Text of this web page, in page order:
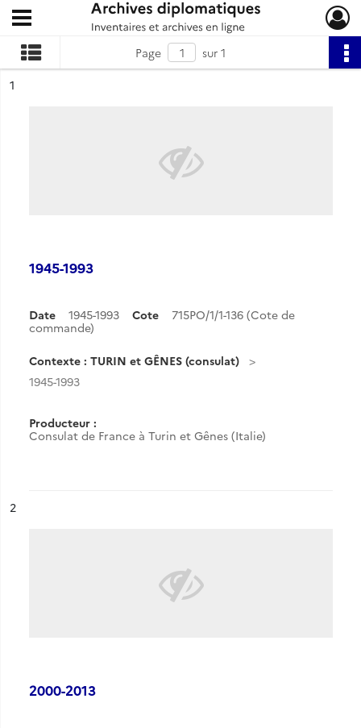
Archives diplomatiques
Ouvrir le menu déroulant
Page
sur 1
n°
1
1945-1993
Date 1945-1993 Cote
715PO/1/1-136 (Cote de
commande)
Contexte : TURIN et GÊNES (consulat)
1945-1993
Producteur :
Consulat de France à Turin et Gênes (Italie)
n°
2
2000-2013